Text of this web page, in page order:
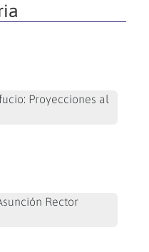
Proyecciones al
Rector